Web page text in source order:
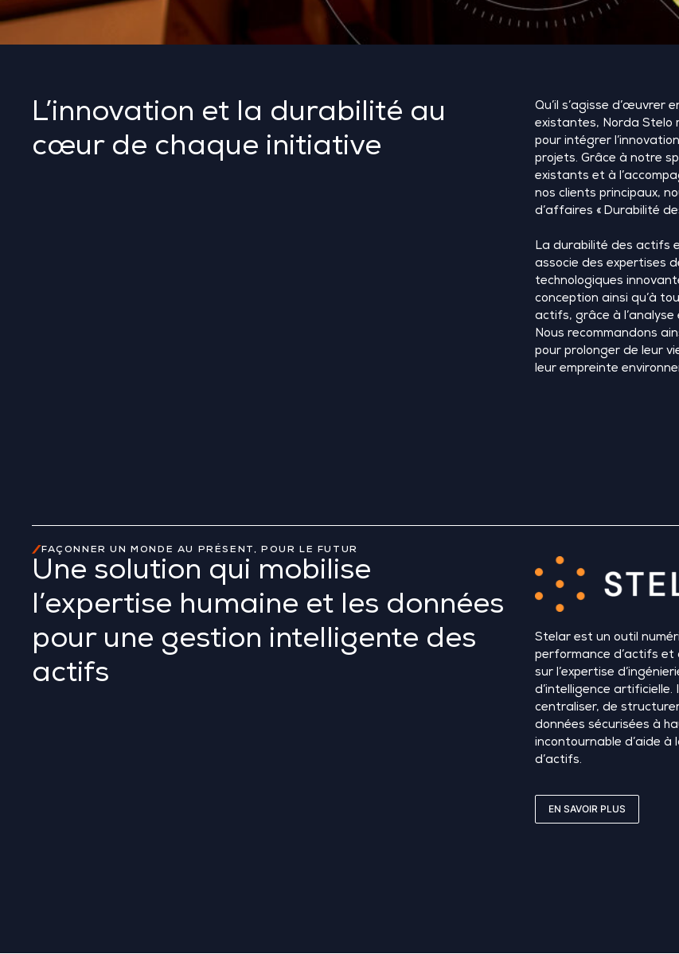
L’innovation et la durabilité au
cœur de chaque initiative
Qu’il s’agisse d’œuvrer
existantes, Norda Stelo
pour intégrer
projets. Grâce à notre
existants et à
nos clients principaux,
d’affaires « Durabilité
La durabilité des actifs
associe des expertises
technologiques
conception ainsi qu’à
actifs, grâce à
Nous recommandons
pour prolonger de leur
leur empreinte
FAÇONNER UN MONDE AU PRÉSENT, POUR LE FUTUR
Une solution qui mobilise
l’expertise humaine et les données
pour une gestion intelligente des
actifs
Stelar est un outil
performance d’actifs
sur l’expertise
d’intelligence artificielle.
centraliser, de
données sécurisées à
incontournable d’aide
d’actifs.
EN SAVOIR PLUS